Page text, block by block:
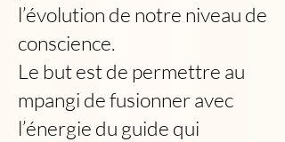
l’évolution de notre niveau de
conscience.
Le but est de permettre au
mpangi de fusionner avec
l’énergie du guide qui